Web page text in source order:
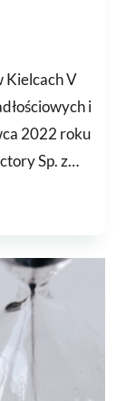
Kielcach V
i
2022 roku
Sp. z…